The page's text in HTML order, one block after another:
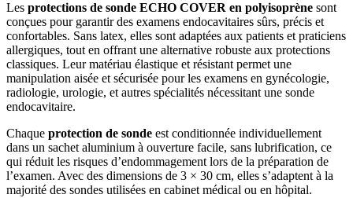
Les protections de sonde ECHO COVER en polyisoprène sont
conçues pour garantir des examens endocavitaires sûrs, précis et
confortables. Sans latex, elles sont adaptées aux patients et praticiens
allergiques, tout en offrant une alternative robuste aux protections
classiques. Leur matériau élastique et résistant permet une
manipulation aisée et sécurisée pour les examens en gynécologie,
radiologie, urologie, et autres spécialités nécessitant une sonde
endocavitaire.
Chaque protection de sonde est conditionnée individuellement
dans un sachet aluminium à ouverture facile, sans lubrification, ce
qui réduit les risques d’endommagement lors de la préparation de
l’examen. Avec des dimensions de 3 × 30 cm, elles s’adaptent à la
majorité des sondes utilisées en cabinet médical ou en hôpital.